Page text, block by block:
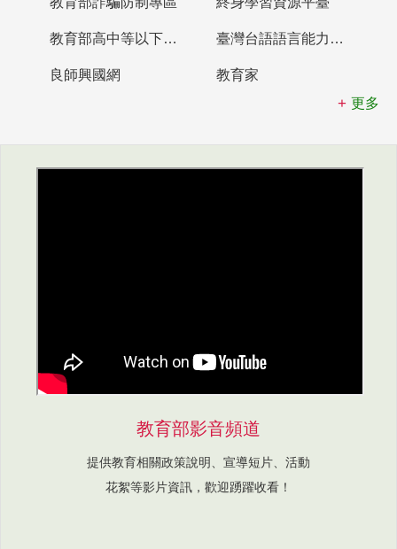
教育部高中等以下學校及幼兒園教師資格檢定考試 臺灣台語語言能力認證網站
良師興國網
教育家
更多
教育部影音頻道
提供教育相關政策說明、宣導短片、活動
花絮等影片資訊，歡迎踴躍收看！